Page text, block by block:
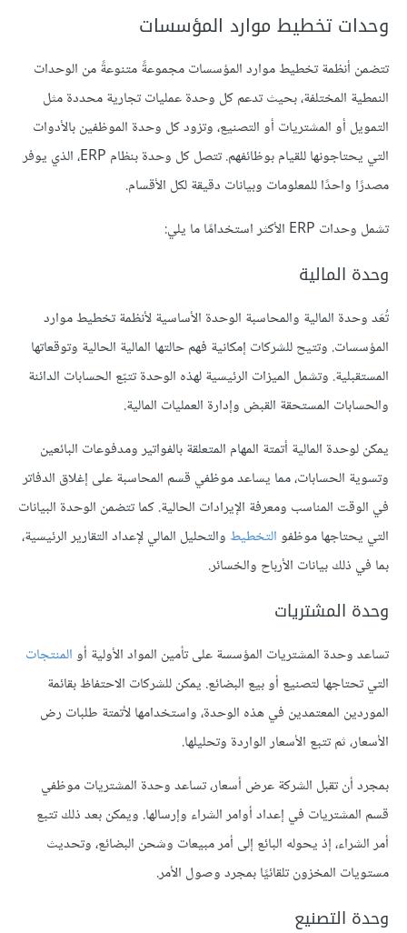
وحدات تخطيط موارد المؤسسات
تتضمن أنظمة تخطيط موارد المؤسسات مجموعةً متنوعةً من الوحدات
النمطية المختلفة، بحيث تدعم كل وحدة عمليات تجارية محددة مثل
التمويل أو المشتريات أو التصنيع، وتزود كل وحدة الموظفين بالأدوات
التي يحتاجونها للقيام بوظائفهم. تتصل كل وحدة بنظام ERP، الذي يوفر
مصدرًا واحدًا للمعلومات وبيانات دقيقة لكل الأقسام.
تشمل وحدات ERP الأكثر استخدامًا ما يلي:
وحدة المالية
تُعَد وحدة المالية والمحاسبة الوحدة الأساسية لأنظمة تخطيط موارد
المؤسسات. وتتيح للشركات إمكانية فهم حالتها المالية الحالية وتوقعاتها
المستقبلية. وتشمل الميزات الرئيسية لهذه الوحدة تتبّع الحسابات الدائنة
والحسابات المستحقة القبض وإدارة العمليات المالية.
يمكن لوحدة المالية أتمتة المهام المتعلقة بالفواتير ومدفوعات البائعين
وتسوية الحسابات، مما يساعد موظفي قسم المحاسبة على إغلاق الدفاتر
في الوقت المناسب ومعرفة الإيرادات الحالية. كما تتضمن الوحدة البيانات
التي يحتاجها موظفوالتخطيطوالتحليل المالي لإعداد التقارير الرئيسية،
بما في ذلك بيانات الأرباح والخسائر.
وحدة المشتريات
تساعد وحدة المشتريات المؤسسة على تأمين المواد الأولية أوالمنتجات
التي تحتاجها لتصنيع أو بيع البضائع. يمكن للشركات الاحتفاظ بقائمة
الموردين المعتمدين في هذه الوحدة، واستخدامها لأتمتة طلبات رض
الأسعار، ثم تتبع الأسعار الواردة وتحليلها.
بمجرد أن تقبل الشركة عرض أسعار، تساعد وحدة المشتريات موظفي
قسم المشتريات في إعداد أوامر الشراء وإرسالها. ويمكن بعد ذلك تتبع
أمر الشراء، إذ يحوله البائع إلى أمر مبيعات وشحن البضائع، وتحديث
مستويات المخزون تلقائيًا بمجرد وصول الأمر.
وحدة التصنيع